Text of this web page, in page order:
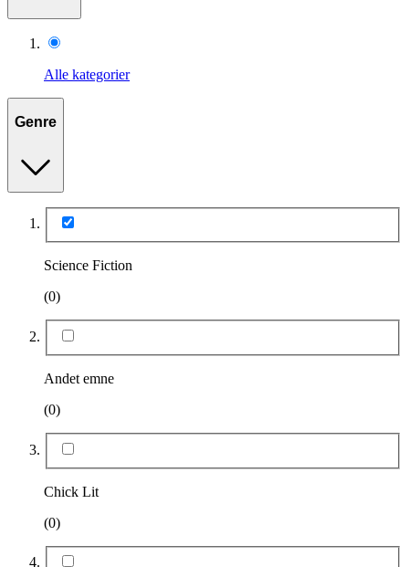
Alle kategorier
Genre
Science Fiction
(0)
Andet emne
(0)
Chick Lit
(0)